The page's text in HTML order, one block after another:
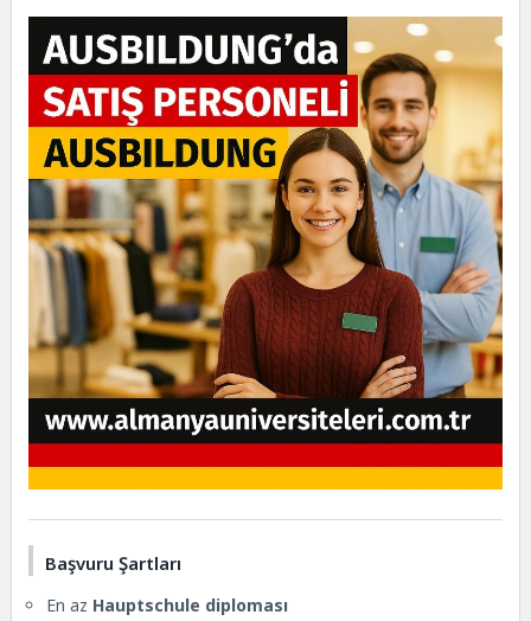
Başvuru Şartları
En az Hauptschule diploması